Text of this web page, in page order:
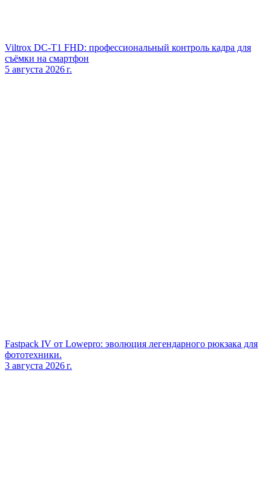
Viltrox DC‑T1 FHD: профессиональный контроль кадра для
съёмки на смартфон
5 августа 2026 г.
Fastpack IV от Lowepro: эволюция легендарного рюкзака для
фототехники.
3 августа 2026 г.